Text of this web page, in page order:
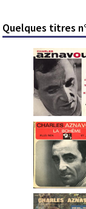
Quelques titres